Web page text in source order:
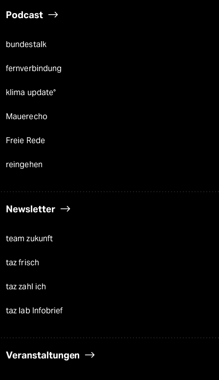
Podcast
bundestalk
fernverbindung
klima update°
Mauerecho
Freie Rede
reingehen
Newsletter
team zukunft
taz frisch
taz zahl ich
taz lab Infobrief
Veranstaltungen